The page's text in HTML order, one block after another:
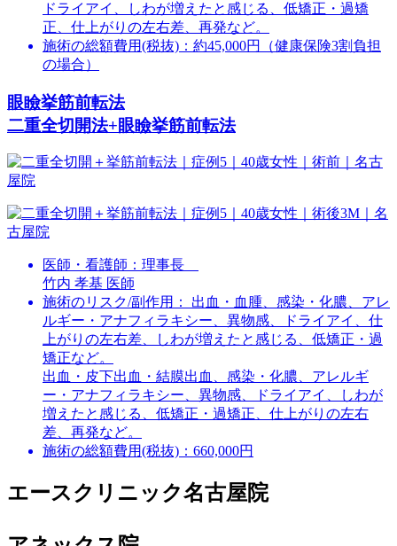
ドライアイ、しわが増えたと感じる、低矯正・過矯
正、仕上がりの左右差、再発など。
施術の総額費用(税抜)： 約45,000円（健康保険3割負担
の場合）
眼瞼挙筋前転法
二重全切開法+眼瞼挙筋前転法
医師・看護師： 理事長
竹内 孝基 医師
施術のリスク/副作用：
出血・血腫、感染・化膿、アレ
ルギー・アナフィラキシー、異物感、ドライアイ、仕
上がりの左右差、しわが増えたと感じる、低矯正・過
矯正など。
出血・皮下出血・結膜出血、感染・化膿、アレルギ
ー・アナフィラキシー、異物感、ドライアイ、しわが
増えたと感じる、低矯正・過矯正、仕上がりの左右
差、再発など。
施術の総額費用(税抜)： 660,000円
エースクリニック名古屋院